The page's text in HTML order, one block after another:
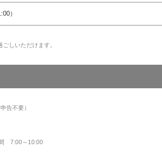
）
しいただけます。
告不要）
7:00～10:00